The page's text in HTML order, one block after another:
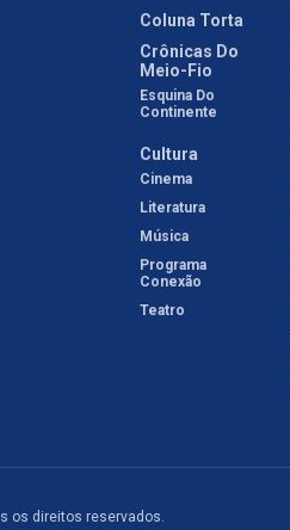
Coluna Torta
Crônicas Do
Meio-Fio
Esquina Do
Continente
Cultura
Cinema
Literatura
Música
Programa
Conexão
Teatro
os direitos reservados.